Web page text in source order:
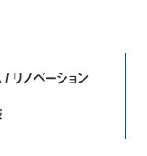
/ リノベーション